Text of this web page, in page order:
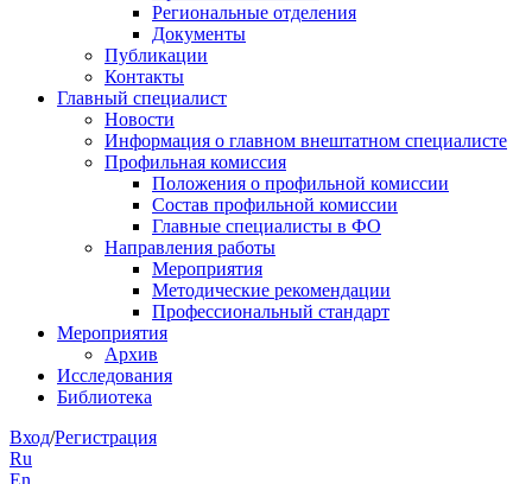
Региональные отделения
Документы
Публикации
Контакты
Главный специалист
Новости
Информация о главном внештатном специалисте
Профильная комиссия
Положения о профильной комиссии
Состав профильной комиссии
Главные специалисты в ФО
Направления работы
Мероприятия
Методические рекомендации
Профессиональный стандарт
Мероприятия
Архив
Исследования
Библиотека
Вход/Регистрация
Ru
En